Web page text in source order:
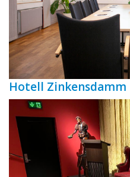
Hotell Zinkensdamm